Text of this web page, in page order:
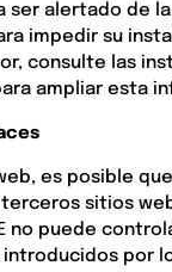
ser alertado de
impedir su
consulte las
ampliar esta
es posible
sitios
no puede
por